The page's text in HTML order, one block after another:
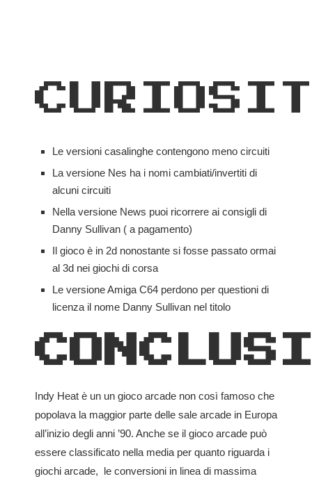
Le versioni casalinghe contengono meno circuiti
La versione Nes ha i nomi cambiati/invertiti di
alcuni circuiti
Nella versione News puoi ricorrere ai consigli di
Danny Sullivan ( a pagamento)
Il gioco è in 2d nonostante si fosse passato ormai
al 3d nei giochi di corsa
Le versione Amiga C64 perdono per questioni di
licenza il nome Danny Sullivan nel titolo
Indy Heat è un un gioco arcade non così famoso che
popolava la maggior parte delle sale arcade in Europa
all’inizio degli anni ’90. Anche se il gioco arcade può
essere classificato nella media per quanto riguarda i
giochi arcade, le conversioni in linea di massima